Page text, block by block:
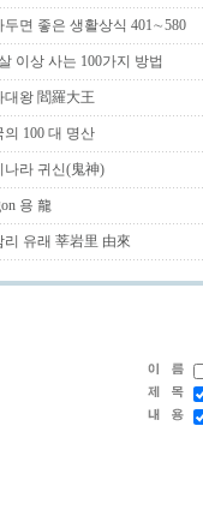
두면 좋은 생활상식 401∼580
이상 사는 100가지 방법
대왕 閻羅大王
의 100 대 명산
나라 귀신(鬼神)
용 龍
리 유래 莘岩里 由來